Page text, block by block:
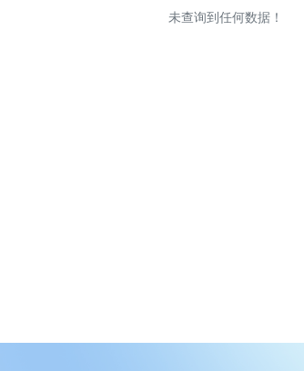
未查询到任何数据！